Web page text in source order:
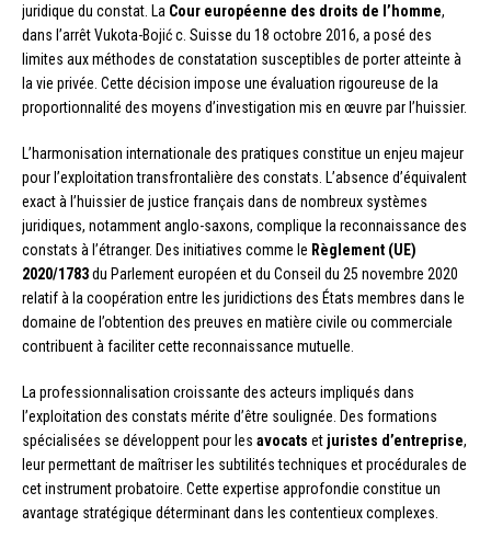
juridique du constat. La Cour européenne des droits de l’homme,
dans l’arrêt Vukota-Bojić c. Suisse du 18 octobre 2016, a posé des
limites aux méthodes de constatation susceptibles de porter atteinte à
la vie privée. Cette décision impose une évaluation rigoureuse de la
proportionnalité des moyens d’investigation mis en œuvre par l’huissier.
L’harmonisation internationale des pratiques constitue un enjeu majeur
pour l’exploitation transfrontalière des constats. L’absence d’équivalent
exact à l’huissier de justice français dans de nombreux systèmes
juridiques, notamment anglo-saxons, complique la reconnaissance des
constats à l’étranger. Des initiatives comme le Règlement (UE)
2020/1783du Parlement européen et du Conseil du 25 novembre 2020
relatif à la coopération entre les juridictions des États membres dans le
domaine de l’obtention des preuves en matière civile ou commerciale
contribuent à faciliter cette reconnaissance mutuelle.
La professionnalisation croissante des acteurs impliqués dans
l’exploitation des constats mérite d’être soulignée. Des formations
spécialisées se développent pour les avocats et juristes d’entreprise,
leur permettant de maîtriser les subtilités techniques et procédurales de
cet instrument probatoire. Cette expertise approfondie constitue un
avantage stratégique déterminant dans les contentieux complexes.